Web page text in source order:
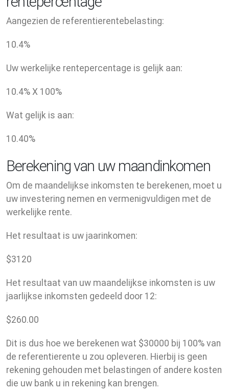
Aangezien de referentierentebelasting:
10.4%
Uw werkelijke rentepercentage is gelijk aan:
10.4% X 100%
Wat gelijk is aan:
10.40%
Berekening van uw maandinkomen
Om de maandelijkse inkomsten te berekenen, moet u
uw investering nemen en vermenigvuldigen met de
werkelijke rente.
Het resultaat is uw jaarinkomen:
$3120
Het resultaat van uw maandelijkse inkomsten is uw
jaarlijkse inkomsten gedeeld door 12:
$260.00
Dit is dus hoe we berekenen wat $30000 bij 100% van
de referentierente u zou opleveren. Hierbij is geen
rekening gehouden met belastingen of andere kosten
die uw bank u in rekening kan brengen.